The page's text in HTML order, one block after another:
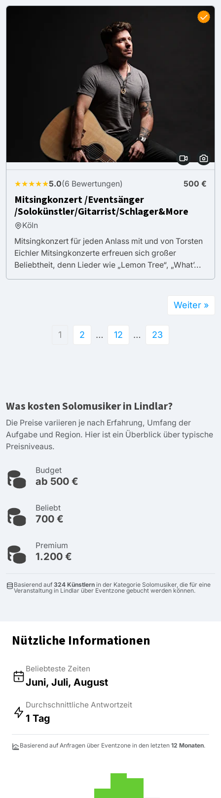
★★★★★5.0(6 Bewertungen) 500 €
Mitsingkonzert /Eventsänger
/Solokünstler/Gitarrist/Schlager&More
Köln
Mitsingkonzert für jeden Anlass mit und von Torsten
Eichler Mitsingkonzerte erfreuen sich großer
Beliebtheit, denn Lieder wie „Lemon Tree“, „What’...
1 2 … 12 … 23
Weiter »
Was kosten Solomusiker in Lindlar?
Die Preise variieren je nach Erfahrung, Umfang der
Aufgabe und Region. Hier ist ein Überblick über typische
Preisniveaus.
Budget
ab 500 €
Beliebt
700 €
Premium
1.200 €
Basierend auf 324 Künstlern in der Kategorie Solomusiker, die für eine
Veranstaltung in Lindlar über Eventzone gebucht werden können.
Nützliche Informationen
Beliebteste Zeiten
Juni, Juli, August
Durchschnittliche Antwortzeit
1 Tag
Basierend auf Anfragen über Eventzone in den letzten 12 Monaten.